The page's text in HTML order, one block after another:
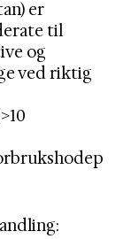
er
til
og
ved riktig